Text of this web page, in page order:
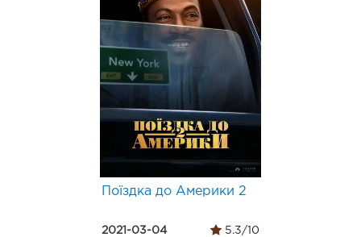
Поїздка до Америки 2
2021-03-04 5.3/10